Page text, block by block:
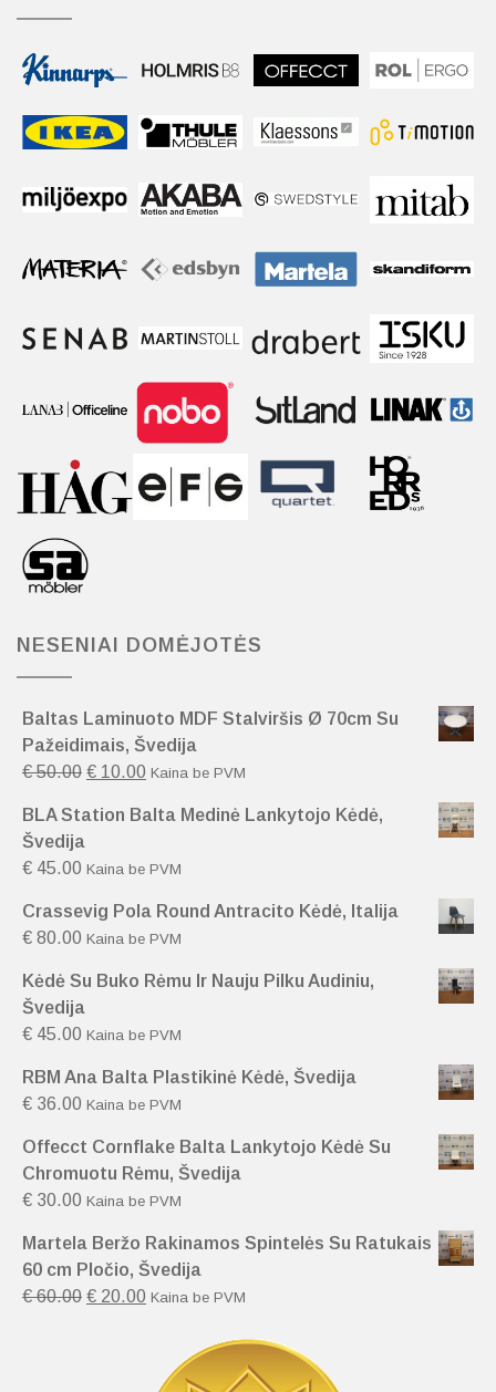
NESENIAI DOMĖJOTĖS
Baltas Laminuoto MDF Stalviršis Ø 70cm Su
Pažeidimais, Švedija
€50.00 € 10.00 Kaina be PVM
BLA Station Balta Medinė Lankytojo Kėdė,
Švedija
€ 45.00 Kaina be PVM
Crassevig Pola Round Antracito Kėdė, Italija
€ 80.00 Kaina be PVM
Kėdė Su Buko Rėmu Ir Nauju Pilku Audiniu,
Švedija
€ 45.00 Kaina be PVM
RBM Ana Balta Plastikinė Kėdė, Švedija
€ 36.00 Kaina be PVM
Offecct Cornflake Balta Lankytojo Kėdė Su
Chromuotu Rėmu, Švedija
€ 30.00 Kaina be PVM
Martela Beržo Rakinamos Spintelės Su Ratukais
60 cm Pločio, Švedija
€60.00 € 20.00 Kaina be PVM